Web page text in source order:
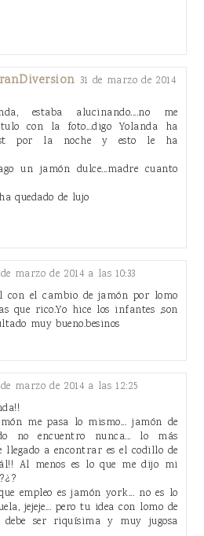
31 de marzo de 2014
estaba alucinando....no me
con la foto...digo Yolanda ha
por la noche y esto le ha
un jamón dulce...madre cuanto
quedado de lujo
marzo de 2014 a las 10:33
con el cambio de jamón por lomo
que rico.Yo hice los infantes ,son
muy bueno.besinos
marzo de 2014 a las 12:25
me pasa lo mismo... jamón de
no encuentro nunca... lo más
llegado a encontrar es el codillo de
Al menos es lo que me dijo mi
empleo es jamón york... no es lo
jejeje... pero tu idea con lomo de
debe ser riquísima y muy jugosa